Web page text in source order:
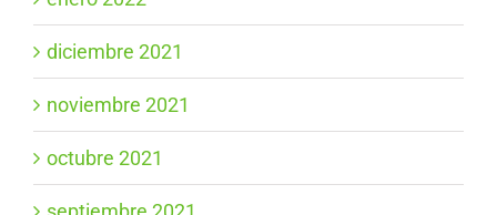
diciembre 2021
noviembre 2021
octubre 2021